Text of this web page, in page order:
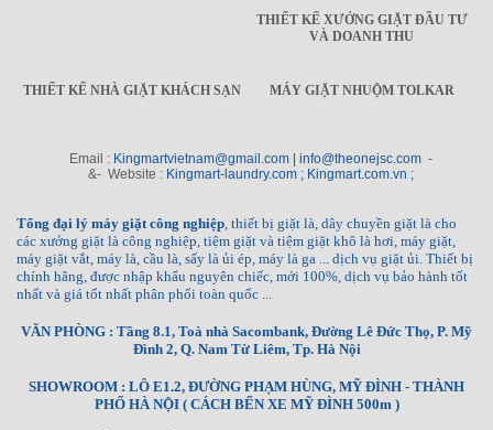
THIẾT KẾ XƯỞNG GIẶT ĐẦU TƯ
VÀ DOANH THU
THIẾT KẾ NHÀ GIẶT KHÁCH SẠN MÁY GIẶT NHUỘM TOLKAR
Email : Kingmartvietnam@gmail.com | info@theonejsc.com -
&- Website : Kingmart-laundry.com ; Kingmart.com.vn ;
Tổng đại lý máy giặt công nghiệp, thiết bị giặt là, dây chuyền giặt là cho
các xưởng giặt là công nghiệp, tiệm giặt và tiệm giặt khô là hơi, máy giặt,
máy giặt vắt, máy là, cầu là, sấy là ủi ép, máy là ga ... dịch vụ giặt ủi. Thiết bị
chính hãng, được nhập khẩu nguyên chiếc, mới 100%, dịch vụ bảo hành tốt
nhất và giá tốt nhất phân phối toàn quốc ...
VĂN PHÒNG : Tầng 8.1, Toà nhà Sacombank, Đường Lê Đức Thọ, P. Mỹ
Đình 2, Q. Nam Từ Liêm, Tp. Hà Nội
SHOWROOM : LÔ E1.2, ĐƯỜNG PHẠM HÙNG, MỸ ĐÌNH - THÀNH
PHỐ HÀ NỘI ( CÁCH BẾN XE MỸ ĐÌNH 500m )